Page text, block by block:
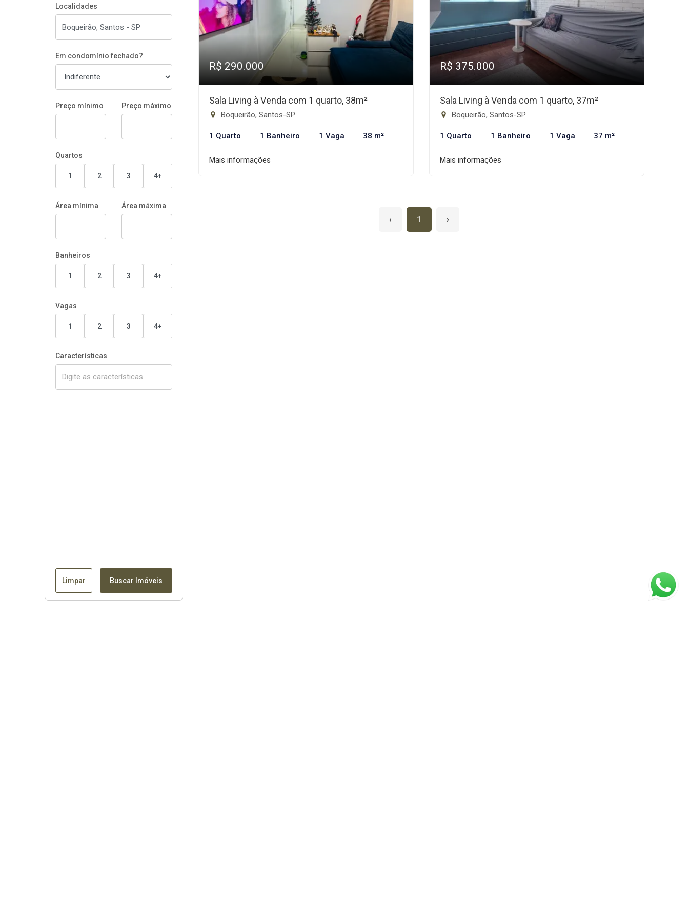
Localidades
Em condomínio fechado?
Preço mínimo Preço máximo
Quartos
1 2 3 4+
Área mínima Área máxima
Banheiros
1 2 3 4+
Vagas
1 2 3 4+
Características
Limpar Buscar Imóveis
R$ 290.000
Sala Living à Venda com 1 quarto, 38m²
Boqueirão, Santos-SP
1 Quarto 1 Banheiro 1 Vaga 38 m²
Mais informações
R$ 375.000
Sala Living à Venda com 1 quarto, 37m²
Boqueirão, Santos-SP
1 Quarto 1 Banheiro 1 Vaga 37 m²
Mais informações
‹ 1 ›